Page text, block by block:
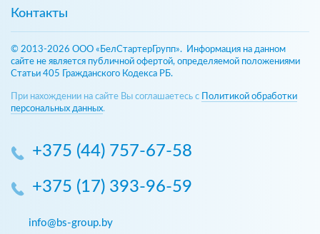
Контакты
© 2013-2026 ООО «БелСтартерГрупп». Информация на данном
сайте не является публичной офертой, определяемой положениями
Статьи 405 Гражданского Кодекса РБ.
При нахождении на сайте Вы соглашаетесь с
Политикой обработки
персональных данных.
+375 (44) 757-67-58
+375 (17) 393-96-59
info@bs-group.by